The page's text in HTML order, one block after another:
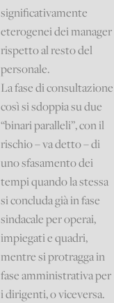
significativamente
eterogenei dei manager
rispetto al resto del
personale.
La fase di consultazione
così si sdoppia su due
“binari paralleli”, con il
rischio – va detto – di
uno sfasamento dei
tempi quando la stessa
si concluda già in fase
sindacale per operai,
impiegati e quadri,
mentre si protragga in
fase amministrativa per
i dirigenti, o viceversa.